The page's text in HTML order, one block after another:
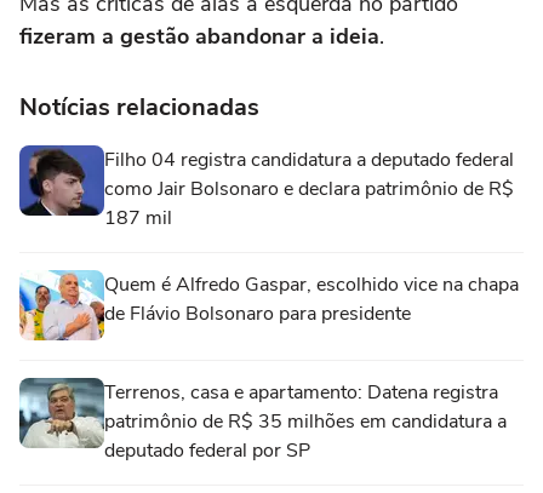
fizeram a gestão abandonar a ideia.
Notícias relacionadas
Filho 04 registra candidatura a deputado federal
como Jair Bolsonaro e declara patrimônio de R$
187 mil
Quem é Alfredo Gaspar, escolhido vice na chapa
de Flávio Bolsonaro para presidente
Terrenos, casa e apartamento: Datena registra
patrimônio de R$ 35 milhões em candidatura a
deputado federal por SP